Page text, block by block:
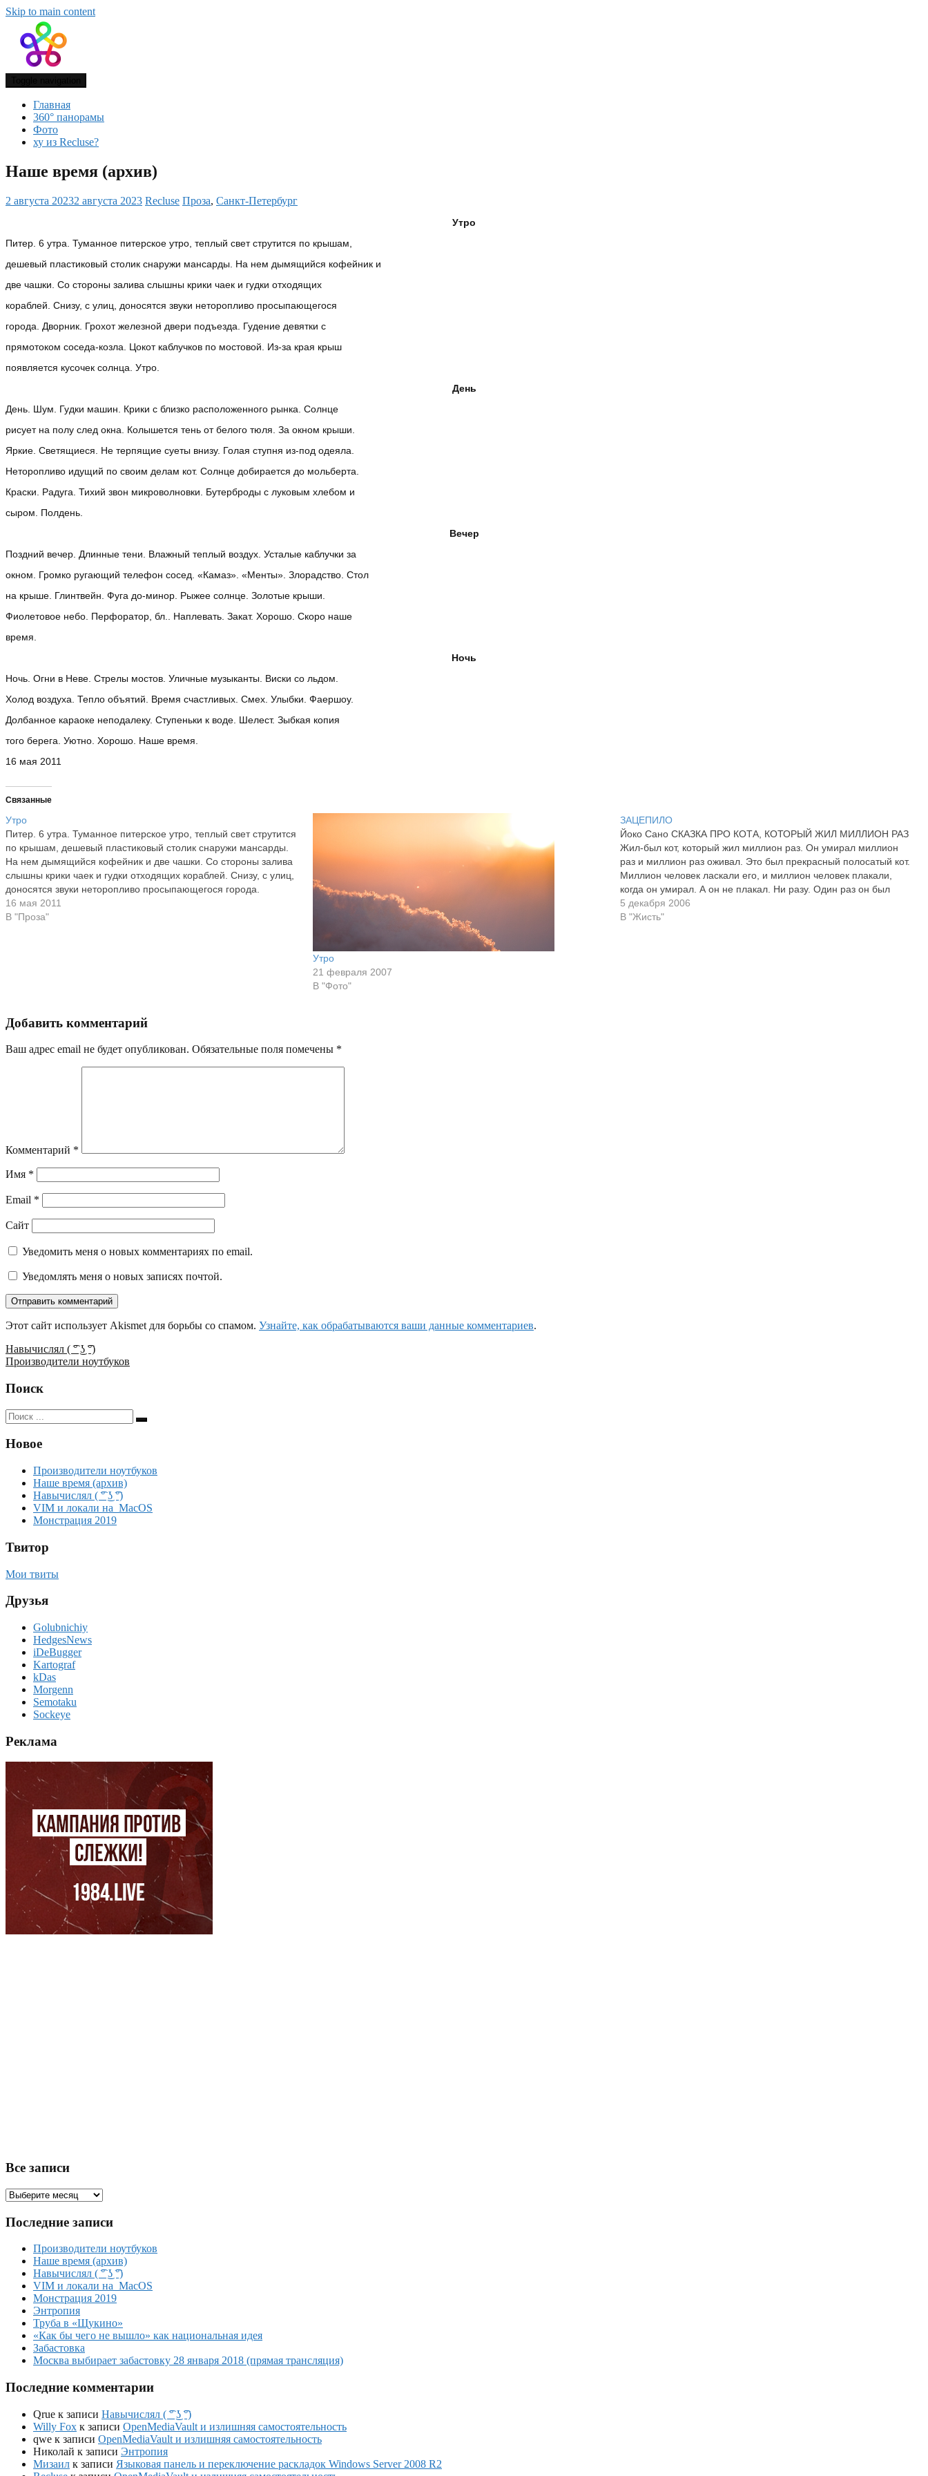
Skip to main content
Главная
360° панорамы
Фото
ху из Recluse?
Наше время (архив)
2 августа 20232 августа 2023 Recluse Проза, Санкт-Петербург
Утро
Питер. 6 утра. Туманное питерское утро, теплый свет струтится по крышам,
дешевый пластиковый столик снаружи мансарды. На нем дымящийся кофейник и
две чашки. Со стороны залива слышны крики чаек и гудки отходящих
кораблей. Снизу, с улиц, доносятся звуки неторопливо просыпающегося
города. Дворник. Грохот железной двери подъезда. Гудение девятки с
прямотоком соседа-козла. Цокот каблучков по мостовой. Из-за края крыш
появляется кусочек солнца. Утро.
День
День. Шум. Гудки машин. Крики с близко расположенного рынка. Солнце
рисует на полу след окна. Колышется тень от белого тюля. За окном крыши.
Яркие. Светящиеся. Не терпящие суеты внизу. Голая ступня из-под одеяла.
Неторопливо идущий по своим делам кот. Солнце добирается до мольберта.
Краски. Радуга. Тихий звон микроволновки. Бутерброды с луковым хлебом и
сыром. Полдень.
Вечер
Поздний вечер. Длинные тени. Влажный теплый воздух. Усталые каблучки за
окном. Громко ругающий телефон сосед. «Камаз». «Менты». Злорадство. Стол
на крыше. Глинтвейн. Фуга до-минор. Рыжее солнце. Золотые крыши.
Фиолетовое небо. Перфоратор, бл.. Наплевать. Закат. Хорошо. Скоро наше
время.
Ночь
Ночь. Огни в Неве. Стрелы мостов. Уличные музыканты. Виски со льдом.
Холод воздуха. Тепло объятий. Время счастливых. Смех. Улыбки. Фаершоу.
Долбанное караоке неподалеку. Ступеньки к воде. Шелест. Зыбкая копия
того берега. Уютно. Хорошо. Наше время.
16 мая 2011
Связанные
Утро
Питер. 6 утра. Туманное питерское утро, теплый свет струтится
по крышам, дешевый пластиковый столик снаружи мансарды.
На нем дымящийся кофейник и две чашки. Со стороны залива
слышны крики чаек и гудки отходящих кораблей. Снизу, с улиц,
доносятся звуки неторопливо просыпающегося города.
Дворник. Грохот железной двери подъезда. Гудение девятки с
прямотоком…
16 мая 2011
В "Проза"
Утро
21 февраля 2007
В "Фото"
ЗАЦЕПИЛО
Йоко Сано СКАЗКА ПРО КОТА, КОТОРЫЙ ЖИЛ МИЛЛИОН РАЗ
Жил-был кот, который жил миллион раз. Он умирал миллион
раз и миллион раз оживал. Это был прекрасный полосатый кот.
Миллион человек ласкали его, и миллион человек плакали,
когда он умирал. А он не плакал. Ни разу. Один раз он был
даже…
5 декабря 2006
В "Жисть"
Добавить комментарий
Ваш адрес email не будет опубликован. Обязательные поля помечены *
Комментарий *
Имя *
Email *
Сайт
Уведомить меня о новых комментариях по email.
Уведомлять меня о новых записях почтой.
Этот сайт использует Akismet для борьбы со спамом. Узнайте, как обрабатываются ваши данные комментариев.
Навигация
по
записям
Навычислял ( ͡° ͜ʖ ͡°)
Производители ноутбуков
Поиск
Поиск
для:
Новое
Производители ноутбуков
Наше время (архив)
Навычислял ( ͡° ͜ʖ ͡°)
VIM и локали на MacOS
Монстрация 2019
Твитор
Мои твиты
Друзья
Golubnichiy
HedgesNews
iDeBugger
Kartograf
kDas
Morgenn
Semotaku
Sockeye
Реклама
Все записи
Все
Последние записи
Производители ноутбуков
Наше время (архив)
Навычислял ( ͡° ͜ʖ ͡°)
VIM и локали на MacOS
Монстрация 2019
Энтропия
Труба в «Щукино»
«Как бы чего не вышло» как национальная идея
Забастовка
Москва выбирает забастовку 28 января 2018 (прямая трансляция)
Последние комментарии
Qrue к записи Навычислял ( ͡° ͜ʖ ͡°)
Willy Fox к записи OpenMediaVault и излишняя самостоятельность
qwe к записи OpenMediaVault и излишняя самостоятельность
Николай к записи Энтропия
Мизаил к записи Языковая панель и переключение раскладок Windows Server 2008 R2